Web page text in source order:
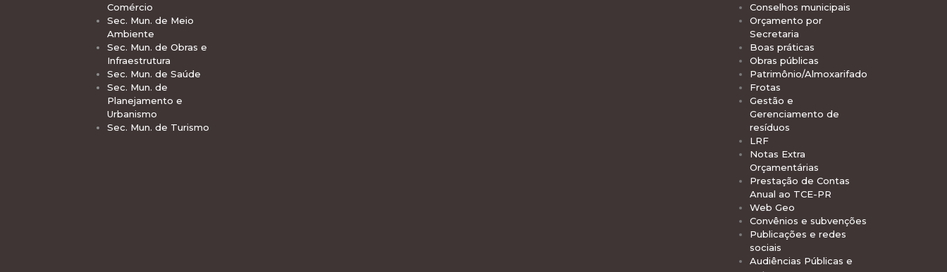
Comércio
Sec. Mun. de Meio
Ambiente
Sec. Mun. de Obras e
Infraestrutura
Sec. Mun. de Saúde
Sec. Mun. de
Planejamento e
Urbanismo
Sec. Mun. de Turismo
Conselhos municipais
Orçamento por
Secretaria
Boas práticas
Obras públicas
Patrimônio/Almoxarifado
Frotas
Gestão e
Gerenciamento de
resíduos
LRF
Notas Extra
Orçamentárias
Prestação de Contas
Anual ao TCE-PR
Web Geo
Convênios e subvenções
Publicações e redes
sociais
Audiências Públicas e